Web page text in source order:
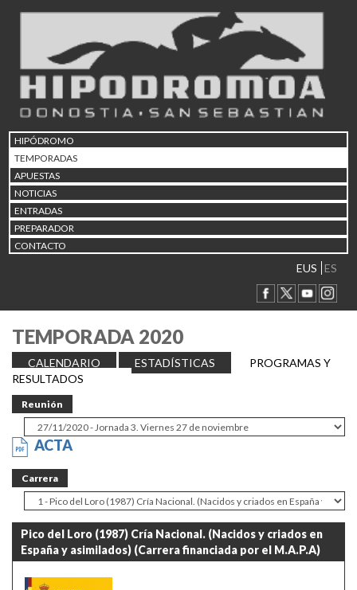
HIPÓDROMO
TEMPORADAS
APUESTAS
NOTICIAS
ENTRADAS
PREPARADOR
CONTACTO
EUS ES
TEMPORADA 2020
CALENDARIO ESTADÍSTICAS
PROGRAMAS Y
RESULTADOS
Reunión
ACTA
Carrera
Pico del Loro (1987) Cría Nacional. (Nacidos y criados en
España y asimilados) (Carrera financiada por el M.A.P.A)
14:45